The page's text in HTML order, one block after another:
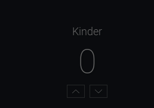
Kinder
0